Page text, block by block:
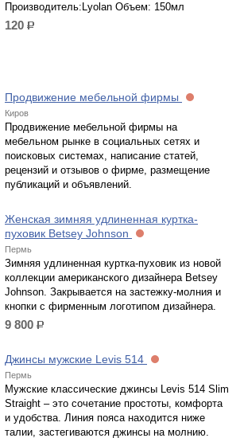
Производитель:Lyolan Объем: 150мл
120 р.
Продвижение мебельной фирмы
Киров
Продвижение мебельной фирмы на
мебельном рынке в социальных сетях и
поисковых системах, написание статей,
рецензий и отзывов о фирме, размещение
публикаций и объявлений.
Женская зимняя удлиненная куртка-
пуховик Betsey Johnson
Пермь
Зимняя удлиненная куртка-пуховик из новой
коллекции американского дизайнера Betsey
Johnson. Закрывается на застежку-молния и
кнопки с фирменным логотипом дизайнера.
9 800 р.
Джинсы мужские Levis 514
Пермь
Мужские классические джинсы Levis 514 Slim
Straight – это сочетание простоты, комфорта
и удобства. Линия пояса находится ниже
талии, застегиваются джинсы на молнию.